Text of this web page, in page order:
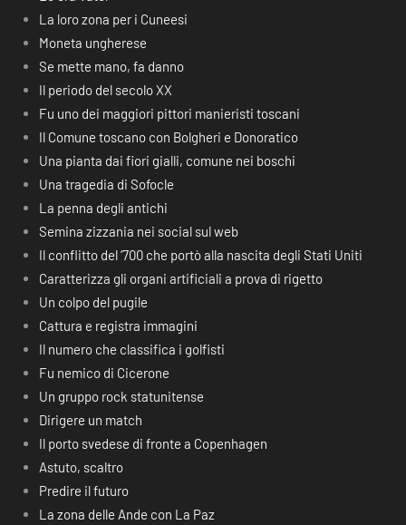
La loro zona per i Cuneesi
Moneta ungherese
Se mette mano, fa danno
Il periodo del secolo XX
Fu uno dei maggiori pittori manieristi toscani
Il Comune toscano con Bolgheri e Donoratico
Una pianta dai fiori gialli, comune nei boschi
Una tragedia di Sofocle
La penna degli antichi
Semina zizzania nei social sul web
Il conflitto del ‘700 che portò alla nascita degli Stati Uniti
Caratterizza gli organi artificiali a prova di rigetto
Un colpo del pugile
Cattura e registra immagini
Il numero che classifica i golfisti
Fu nemico di Cicerone
Un gruppo rock statunitense
Dirigere un match
Il porto svedese di fronte a Copenhagen
Astuto, scaltro
Predire il futuro
La zona delle Ande con La Paz